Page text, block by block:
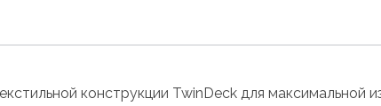
конструкции TwinDeck для максимальной